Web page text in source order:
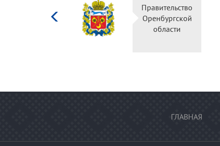
Правительство
Оренбургской
области
ГЛАВНАЯ